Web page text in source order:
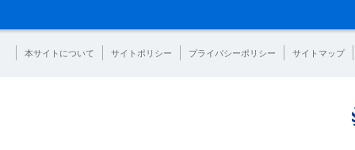
本サイトについて サイトポリシー プライバシーポリシー サイトマップ